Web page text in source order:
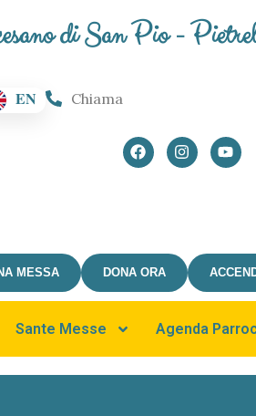
di San Pio -
EN Chiama
MESSA DONA ORA
Sante Messe Agenda